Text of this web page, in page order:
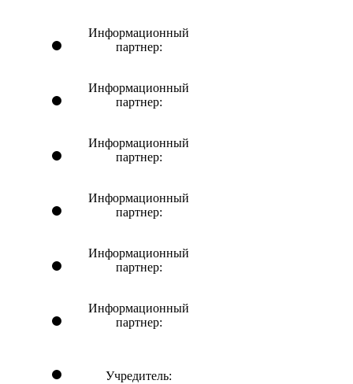
Информационный
партнер:
Информационный
партнер:
Информационный
партнер:
Информационный
партнер:
Информационный
партнер:
Информационный
партнер:
Учредитель: